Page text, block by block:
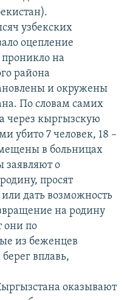
узбекских
оцепление
на
района
и окружены
По словам самих
через кыргызскую
убито 7 человек, 18 –
в больницах
заявляют о
просят
дать возможность
на родину
они по
из беженцев
вплавь,
оказывают